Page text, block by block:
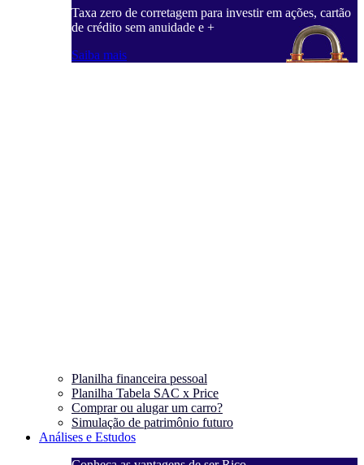
Taxa zero de corretagem para investir em ações, cartão
de crédito sem anuidade e +
Saiba mais
Planilha financeira pessoal
Planilha Tabela SAC x Price
Comprar ou alugar um carro?
Simulação de patrimônio futuro
Análises e Estudos